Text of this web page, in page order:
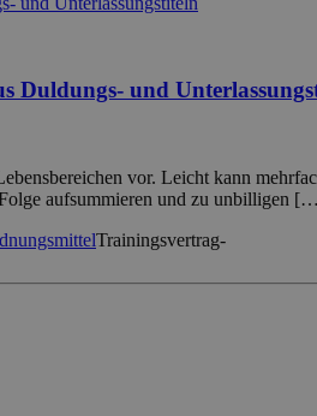
Duldungs- und
vor. Leicht kann
aufsummieren und zu unbilligen
Trainingsvertrag-